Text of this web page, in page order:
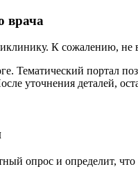
врача
К сожалению, не
Тематический портал
уточнения деталей,
опрос и определит,